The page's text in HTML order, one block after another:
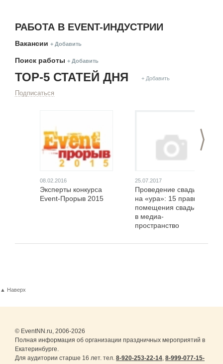
РАБОТА В EVENT-ИНДУСТРИИ
Вакансии + Добавить
Поиск работы + Добавить
ТОР-5 СТАТЕЙ ДНЯ + Добавить
Подписаться
>
08.02.2016
Эксперты конкурса
Event-Прорыв 2015
25.07.2017
Проведение свадьбы
на «ура»: 15 правил
помещения свадьбы
в медиа-
пространство
▲ Наверх
© EventNN.ru, 2006-2026
Полная информация об организации праздничных мероприятий в
Екатеринбурге.
Для аудитории старше 16 лет. тел. 8-920-253-22-14, 8-999-077-15-